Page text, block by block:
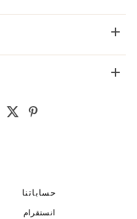
حساباتنا
انستقرام